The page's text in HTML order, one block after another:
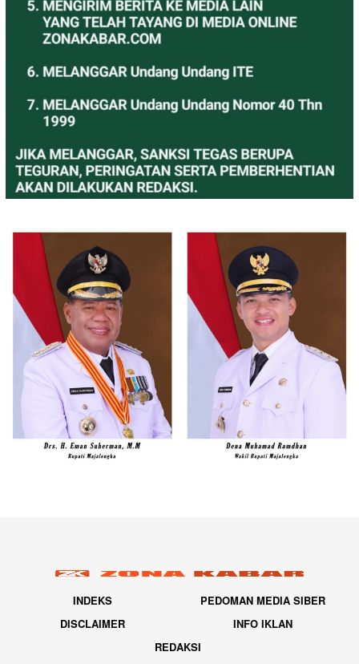
INDEKS
PEDOMAN MEDIA SIBER
DISCLAIMER
INFO IKLAN
REDAKSI